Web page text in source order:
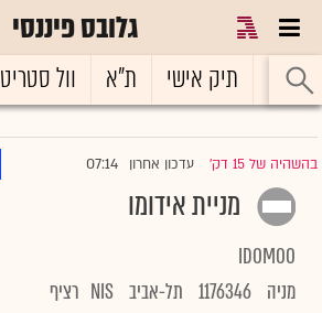
גלובס פיננסי
ראשי תיק אישי ת"א וול סטריט
בהשהיה של 15 דק' |עדכון אחרון 07:14
מניית אידומו
IDOMOO
מניה 1176346 תל-אביב NIS רציף